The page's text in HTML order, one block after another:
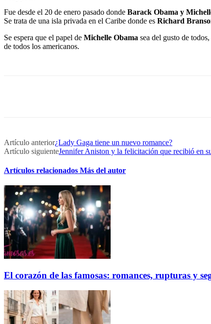
Fue desde el 20 de enero pasado donde Barack Obama y
Se trata de una isla privada en el Caribe donde es Richard
Se espera que el papel de Michelle Obama sea del gusto de
de todos los americanos.
Artículo anterior¿Lady Gaga tiene un nuevo romance?
Artículo siguienteJennifer Aniston y la felicitación que recibió en
Artículos relacionados Más del autor
El corazón de las famosas: romances, rupturas y